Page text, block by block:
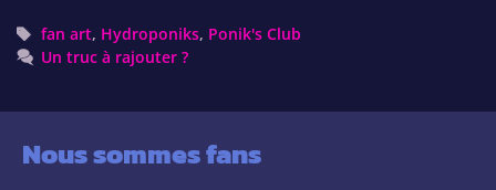
Tags
fan art, Hydroponiks, Ponik's Club
Un truc à rajouter ?
Nous sommes fans